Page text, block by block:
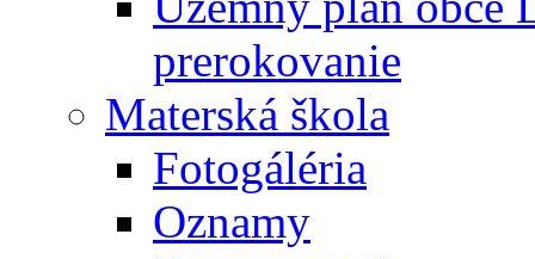
prerokovanie
Materská škola
Fotogáléria
Oznamy